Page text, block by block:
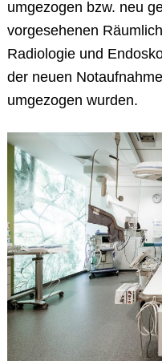
umgezogen bzw. neu
vorgesehenen
Radiologie und
der neuen
umgezogen wurden.